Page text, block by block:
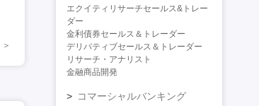
エクイティリサーチセールス&トレー
ダー
金利債券セールス＆トレーダー
デリバティブセールス＆トレーダー
リサーチ・アナリスト
金融商品開発
コマーシャルバンキング